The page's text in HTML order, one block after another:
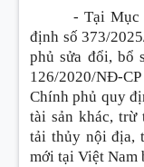
- Tại Mục
định số 373/
phủ sửa đổi, bổ
126/2020/NĐ-
Chính phủ quy
tài sản khác, trừ
tải thủy nội địa,
mới tại Việt Nam